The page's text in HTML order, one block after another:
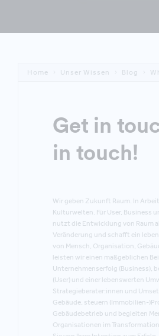
Home Unser Wissen Blog
Get in
in touch!
Wir geben Zukunft Raum. In
Kulturwelten. Für User, Business
nutzt die Entwicklung von Raum
Veränderung und schafft ein
von Mensch, Organisation,
leisten wir einen maßgeblichen
Unternehmenserfolg (Business),
(User) und einer lebenswerten
Strategieberater:innen und
Gebäude, steuern (Immobilien-
Gebäudebetrieb und begleiten
Organisationen im